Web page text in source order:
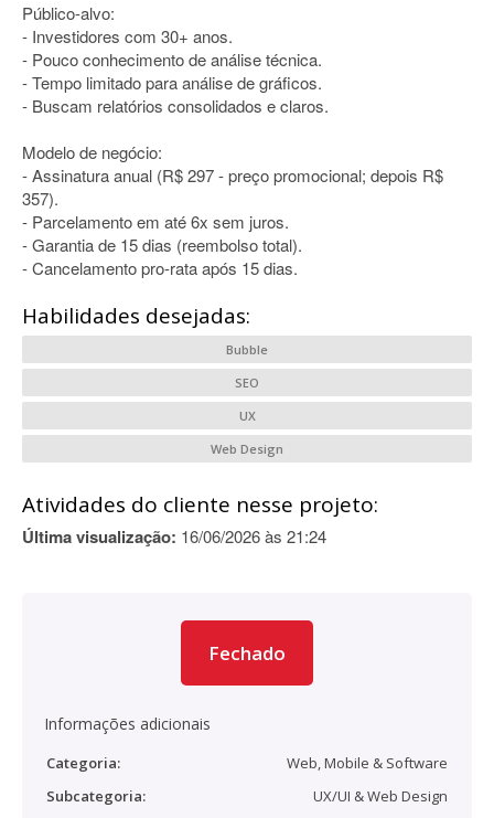
Público-alvo:
- Investidores com 30+ anos.
- Pouco conhecimento de análise técnica.
- Tempo limitado para análise de gráficos.
- Buscam relatórios consolidados e claros.
Modelo de negócio:
- Assinatura anual (R$ 297 - preço promocional; depois R$
357).
- Parcelamento em até 6x sem juros.
- Garantia de 15 dias (reembolso total).
- Cancelamento pro-rata após 15 dias.
Habilidades desejadas:
Bubble
SEO
UX
Web Design
Atividades do cliente nesse projeto:
Última visualização: 16/06/2026 às 21:24
Fechado
Informações adicionais
Categoria:
Web, Mobile & Software
Subcategoria:
UX/UI & Web Design